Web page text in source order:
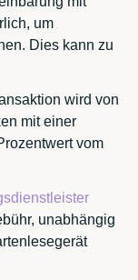
um
Dies kann zu
wird von
mit einer
vom
unabhängig